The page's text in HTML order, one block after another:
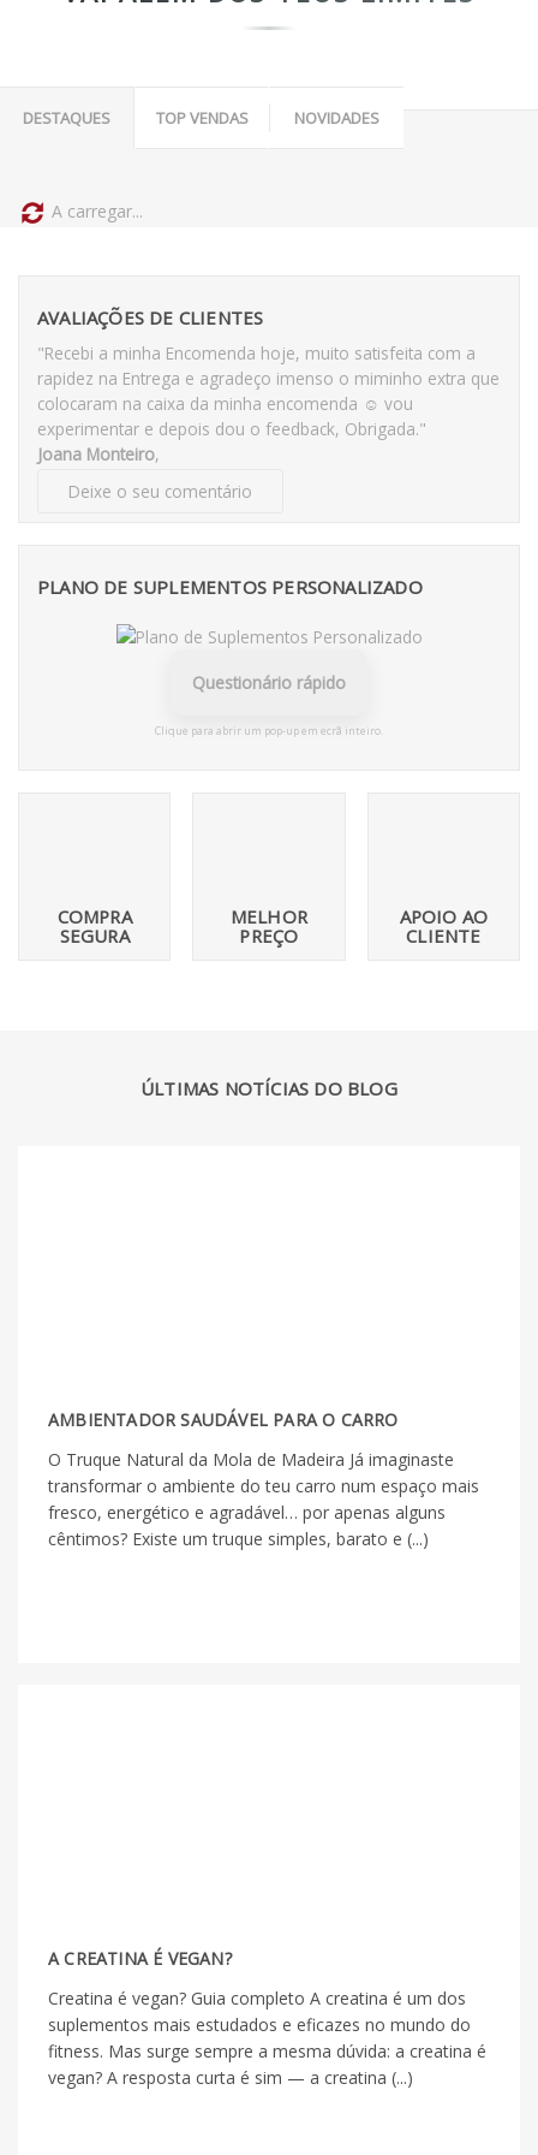
DESTAQUES TOP VENDAS NOVIDADES
A carregar...
AVALIAÇÕES DE CLIENTES
"Recebi a minha Encomenda hoje, muito satisfeita com a
rapidez na Entrega e agradeço imenso o miminho extra que
colocaram na caixa da minha encomenda ☺️ vou
experimentar e depois dou o feedback, Obrigada."
Joana Monteiro,
Deixe o seu comentário
PLANO DE SUPLEMENTOS PERSONALIZADO
Questionário rápido
Clique para abrir um pop-up em ecrã inteiro.
COMPRA
SEGURA
MELHOR
PREÇO
APOIO AO
CLIENTE
ÚLTIMAS NOTÍCIAS DO BLOG
AMBIENTADOR SAUDÁVEL PARA O CARRO
O Truque Natural da Mola de Madeira Já imaginaste
transformar o ambiente do teu carro num espaço mais
fresco, energético e agradável… por apenas alguns
cêntimos? Existe um truque simples, barato e (...)
A CREATINA É VEGAN?
Creatina é vegan? Guia completo A creatina é um dos
suplementos mais estudados e eficazes no mundo do
fitness. Mas surge sempre a mesma dúvida: a creatina é
vegan? A resposta curta é sim — a creatina (...)